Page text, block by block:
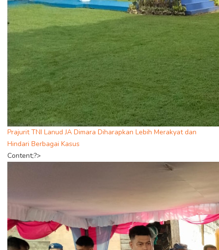
Prajurit TNI Lanud JA Dimara Diharapkan Lebih Merakyat dan
Hindari Berbagai Kasus
Content;?>